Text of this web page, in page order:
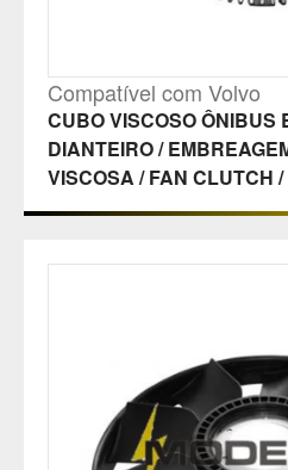
Compatível com Volvo
CUBO VISCOSO ÔNIBUS
DIANTEIRO /
VISCOSA / FAN CLUTCH